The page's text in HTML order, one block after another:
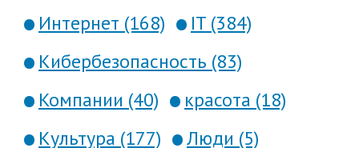
Интернет (168)
IT (384)
Кибербезопасность (83)
Компании (40)
красота (18)
Культура (177)
Люди (5)